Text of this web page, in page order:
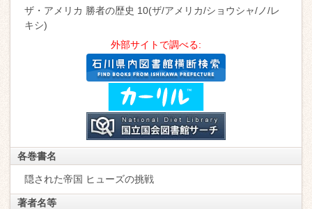
ザ・アメリカ 勝者の歴史 10(ザ/アメリカ/ショウシャ/ノ/レ
キシ)
外部サイトで調べる:
各巻書名
隠された帝国 ヒューズの挑戦
著者名等